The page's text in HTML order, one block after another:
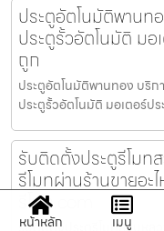
ประตูอัตโนมัติพานท
ประตูรั้วอัตโนมัติ มอ
ถูก
ประตูอัตโนมัติพานทอง บริก
ประตูรั้วอัตโนมัติ มอเตอร์ป
รับติดตั้งประตูรีโมท
รีโมทผ่านร้านขายอะ
รีโมท.com
หน้าหลัก เมนู